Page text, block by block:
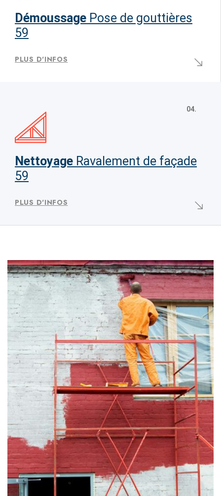
Démoussage Pose de gouttières
59
PLUS D'INFOS
04.
Nettoyage Ravalement de façade
59
PLUS D'INFOS